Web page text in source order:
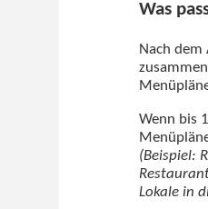
Was
Nach
Wenn bis
(Beispiel:
Lokale in